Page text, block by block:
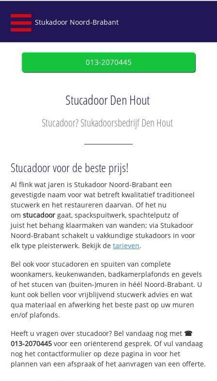
Stukadoor Noord-Brabant
013-2070445
Stucadoor Den Hout
Stucadoor? Stukadoorsbedrijf Den Hout
Stucadoor voor de beste prijs!
Al flink wat jaren is Stukadoor Noord-Brabant een
gevestigde naam voor wat betreft kwalitatief traditioneel
stucwerk en het restaureren daarvan. Of het nu
omstucadoor gaat, spackspuitwerk, spachtelputz of
juist het behang klaarmaken van wanden; via Stukadoor
Noord-Brabant schakelt u vakkundige stukadoors in voor
elk type pleisterwerk. Bekijk detarieven.
Bel ook voor stucadoren en spuiten van complete
woonkamers, keukenwanden, badkamerplafonds en gevels
of het stucen van (buiten-)muren in héél Noord-Brabant. U
kunt ook bellen voor vrijblijvend stucwerk advies en wat
qua materiaal en afwerking het beste past op uw muren
en/of plafonds.
Heeft u vragen over stucadoor? Bel vandaag nog met ☎
013-2070445 voor een oriënterend gesprek. Of vul vandaag
nog het contactformulier op deze pagina in voor het
plannen van een afspraak of het aanvragen van een offerte.